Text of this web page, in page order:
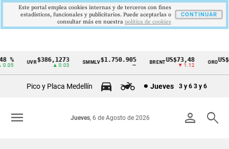
Cintillo
Colombia
UVR$386,1273
▲ 0.03
SMMLV$1.750.905 BRENTUS$73,48
▼ 1.12
ORO
Pico y Placa Medellín Jueves 3 y 6 3 y 6
person search
Jueves, 6 de Agosto de 2026
menu
Este portal emplea cookies internas y de terceros con fines
estadísticos, funcionales y publicitarios. Puede aceptarlas o
consultar más en nuestra politica de cookies
CONTINUAR